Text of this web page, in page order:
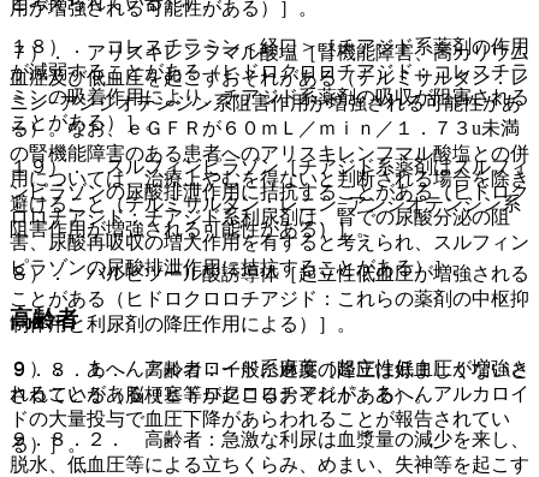
１８）． コレスチラミン＜経口＞［チアジド系薬剤の作用
が減弱することがある（ヒドロクロロチアジド：コレスチラ
ミンの吸着作用により、チアジド系薬剤の吸収が阻害される
ことがある）］。
１９）． スルフィンピラゾン［チアジド系薬剤はスルフィ
ンピラゾンの尿酸排泄作用に拮抗することがある（ヒドロク
ロロチアジド：チアジド系利尿剤は、腎での尿酸分泌の阻
害、尿酸再吸収の増大作用を有すると考えられ、スルフィン
ピラゾンの尿酸排泄作用に拮抗することがある）］。
高齢者
９．８．１． 高齢者：一般に過度の降圧は好ましくないと
されている（脳梗塞等が起こるおそれがある）。
９．８．２． 高齢者：急激な利尿は血漿量の減少を来し、
脱水、低血圧等による立ちくらみ、めまい、失神等を起こす
用が増強される可能性がある）］。
７）． アリスキレンフマル酸塩［腎機能障害、高カリウム
血症及び低血圧を起こすおそれがある（テルミサルタン：レ
ニン−アンジオテンシン系阻害作用が増強される可能性があ
る）。なお、ｅＧＦＲが６０ｍＬ／ｍｉｎ／１．７３u未満
の腎機能障害のある患者へのアリスキレンフマル酸塩との併
用については、治療上やむを得ないと判断される場合を除き
避けること（テルミサルタン：レニン−アンジオテンシン系
阻害作用が増強される可能性がある）］。
８）． バルビツール酸誘導体［起立性低血圧が増強される
ことがある（ヒドロクロロチアジド：これらの薬剤の中枢抑
制作用と利尿剤の降圧作用による）］。
９）． あへんアルカロイド系麻薬［起立性低血圧が増強さ
れることがある（ヒドロクロロチアジド：あへんアルカロイ
ドの大量投与で血圧下降があらわれることが報告されてい
る）］。